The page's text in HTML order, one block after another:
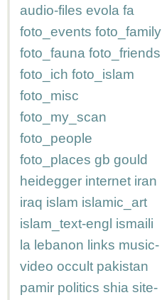
audio-files evola fa
foto_events foto_family
foto_fauna foto_friends
foto_ich foto_islam
foto_misc
foto_my_scan
foto_people
foto_places gb gould
heidegger internet iran
iraq islam islamic_art
islam_text-engl ismaili
la lebanon links music-
video occult pakistan
pamir politics shia site-